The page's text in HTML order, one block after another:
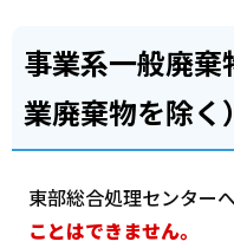
事業系一般廃棄
業廃棄物を除く）
東部総合処理センター
ことはできません。